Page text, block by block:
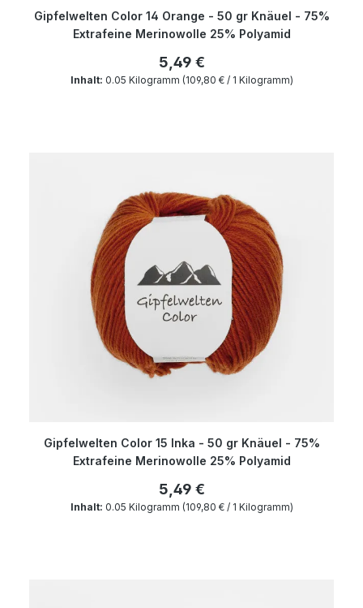
Gipfelwelten Color 14 Orange - 50 gr Knäuel - 75%
Extrafeine Merinowolle 25% Polyamid
5,49 €
Inhalt: 0.05 Kilogramm (109,80 € / 1 Kilogramm)
Gipfelwelten Color 15 Inka - 50 gr Knäuel - 75%
Extrafeine Merinowolle 25% Polyamid
5,49 €
Inhalt: 0.05 Kilogramm (109,80 € / 1 Kilogramm)